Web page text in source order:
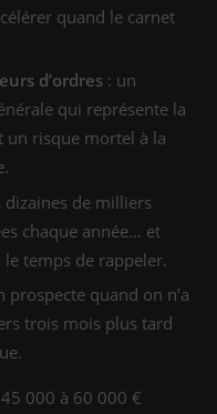
quand le carnet
d’ordres : un
qui représente la
un risque mortel à la
dizaines de milliers
chaque année… et
le temps de rappeler.
prospecte quand on n’a
trois mois plus tard
000 à 60 000 €